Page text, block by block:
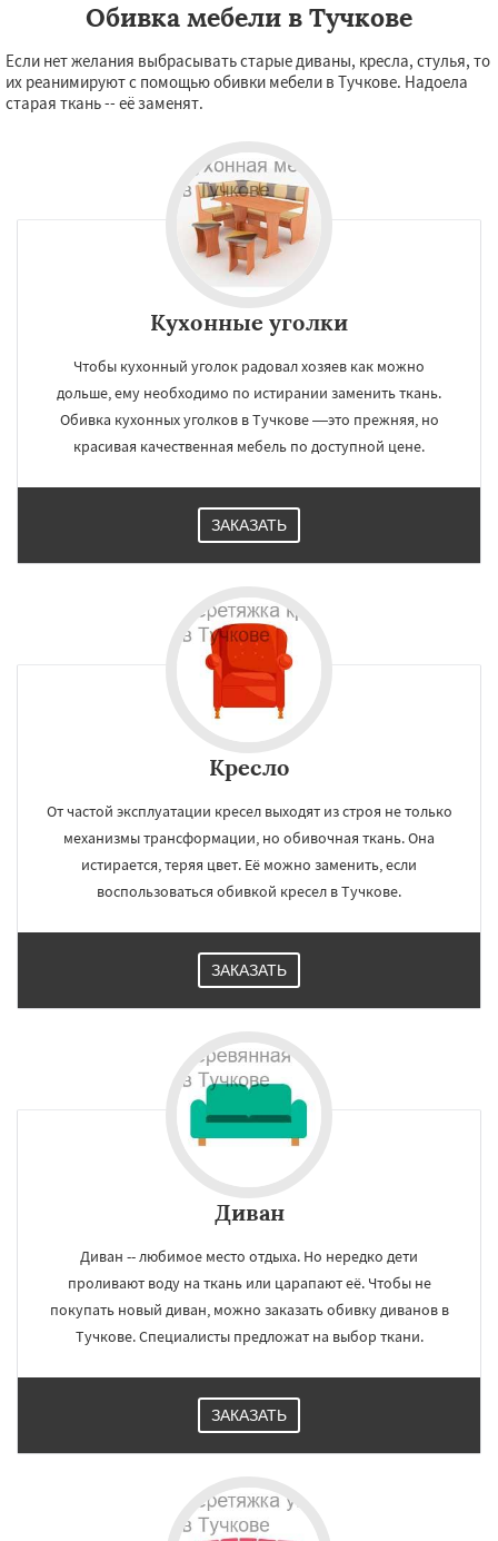
Обивка мебели в Тучкове
Если нет желания выбрасывать старые диваны, кресла, стулья, то
их реанимируют с помощью обивки мебели в Тучкове. Надоела
старая ткань -- её заменят.
Кухонные уголки
Чтобы кухонный уголок радовал хозяев как можно
дольше, ему необходимо по истирании заменить ткань.
Обивка кухонных уголков в Тучкове —это прежняя, но
красивая качественная мебель по доступной цене.
ЗАКАЗАТЬ
Кресло
От частой эксплуатации кресел выходят из строя не только
механизмы трансформации, но обивочная ткань. Она
истирается, теряя цвет. Её можно заменить, если
воспользоваться обивкой кресел в Тучкове.
ЗАКАЗАТЬ
Диван
Диван -- любимое место отдыха. Но нередко дети
проливают воду на ткань или царапают её. Чтобы не
покупать новый диван, можно заказать обивку диванов в
Тучкове. Специалисты предложат на выбор ткани.
ЗАКАЗАТЬ